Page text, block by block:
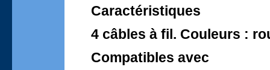
Caractéristiques
4 câbles à fil. Couleurs :
Compatibles avec